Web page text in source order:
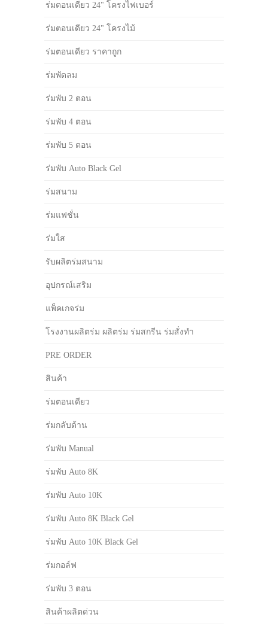
ร่มตอนเดียว 24" โครงไฟเบอร์
ร่มตอนเดียว 24" โครงไม้
ร่มตอนเดียว ราคาถูก
ร่มพัดลม
ร่มพับ 2 ตอน
ร่มพับ 4 ตอน
ร่มพับ 5 ตอน
ร่มพับ Auto Black Gel
ร่มสนาม
ร่มแฟชั่น
ร่มใส
รับผลิตร่มสนาม
อุปกรณ์เสริม
แพ็คเกจร่ม
โรงงานผลิตร่ม ผลิตร่ม ร่มสกรีน ร่มสั่งทำ
PRE ORDER
สินค้า
ร่มตอนเดียว
ร่มกลับด้าน
ร่มพับ Manual
ร่มพับ Auto 8K
ร่มพับ Auto 10K
ร่มพับ Auto 8K Black Gel
ร่มพับ Auto 10K Black Gel
ร่มกอล์ฟ
ร่มพับ 3 ตอน
สินค้าผลิตด่วน